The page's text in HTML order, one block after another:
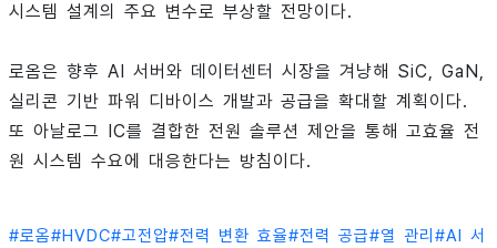
시스템 설계의 주요 변수로 부상할 전망이다.
로옴은 향후 AI 서버와 데이터센터 시장을 겨냥해 SiC, GaN,
실리콘 기반 파워 디바이스 개발과 공급을 확대할 계획이다.
또 아날로그 IC를 결합한 전원 솔루션 제안을 통해 고효율 전
원 시스템 수요에 대응한다는 방침이다.
#로옴#HVDC#고전압#전력 변환 효율#전력 공급#열 관리 #AI 서